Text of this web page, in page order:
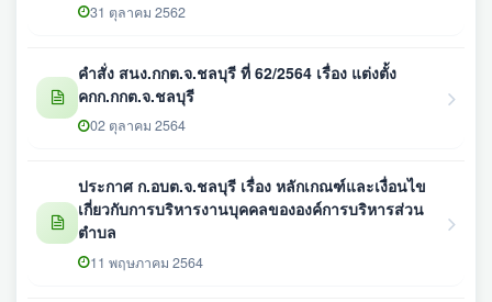
31 ตุลาคม 2562
คำสั่ง สนง.กกต.จ.ชลบุรี ที่ 62/2564 เรื่อง แต่งตั้ง
คกก.กกต.จ.ชลบุรี
02 ตุลาคม 2564
ประกาศ ก.อบต.จ.ชลบุรี เรื่อง หลักเกณฑ์และเงื่อนไข
เกี่ยวกับการบริหารงานบุคคลขององค์การบริหารส่วน
ตำบล
11 พฤษภาคม 2564